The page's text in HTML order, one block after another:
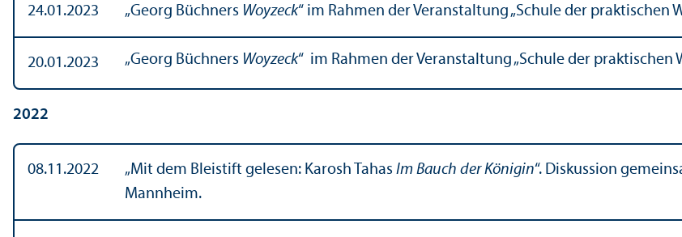
24.01.2023 „Georg Büchners Woyzeck“ im Rahmen der Veranstaltung „Schule der
20.01.2023 „Georg Büchners Woyzeck“ im Rahmen der Veranstaltung „Schule der
2022
08.11.2022 „Mit dem Bleistift gelesen: Karosh Tahas Im Bauch der Königin“. Diskussion
Mannheim.